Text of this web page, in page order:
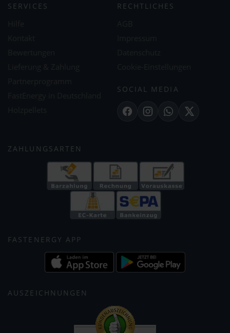
SERVICES RECHTLICHES
SOCIAL MEDIA
FacebookInstagramWhatsApp
X
ZAHLUNGSARTEN
FASTENERGY APP
AUSZEICHNUNGEN